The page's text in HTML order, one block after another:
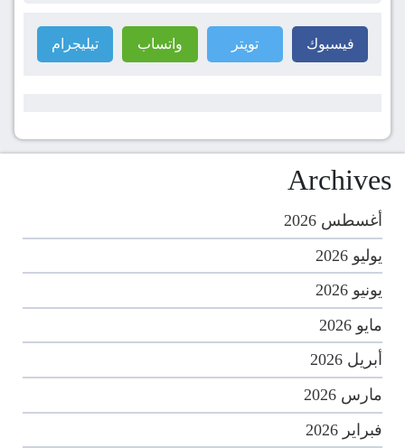
فيسبوك تويتر واتساب تيليجرام
Archives
أغسطس 2026
يوليو 2026
يونيو 2026
مايو 2026
أبريل 2026
مارس 2026
فبراير 2026